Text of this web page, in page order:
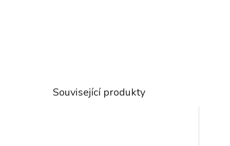
Související produkty